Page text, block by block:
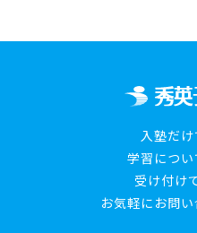
入塾だけ
学習につ
受け付け
お気軽にお問い